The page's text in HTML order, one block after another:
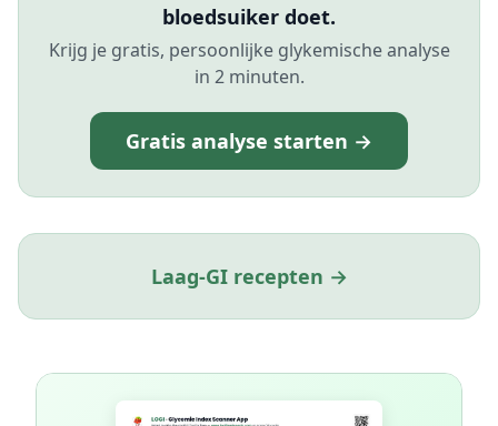
bloedsuiker doet.
Krijg je gratis, persoonlijke glykemische analyse
in 2 minuten.
Gratis analyse starten →
Laag-GI recepten →